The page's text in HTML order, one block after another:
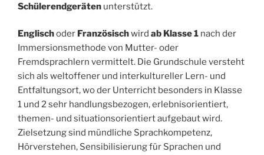
Schülerendgeräten unterstützt.
Englischoder Französischwird ab Klasse 1 nach der
Immersionsmethode von Mutter- oder
Fremdsprachlern vermittelt. Die Grundschule versteht
sich als weltoffener und interkultureller Lern- und
Entfaltungsort, wo der Unterricht besonders in Klasse
1 und 2 sehr handlungsbezogen, erlebnisorientiert,
themen- und situationsorientiert aufgebaut wird.
Zielsetzung sind mündliche Sprachkompetenz,
Hörverstehen, Sensibilisierung für Sprachen und